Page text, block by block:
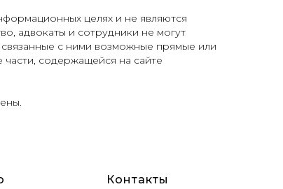
целях и не являются
адвокаты и сотрудники не могут
с ними возможные прямые или
содержащейся на сайте
Контакты